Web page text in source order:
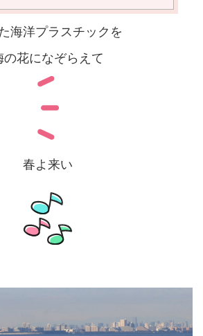
海洋プラスチックを
の花になぞらえて
春よ来い